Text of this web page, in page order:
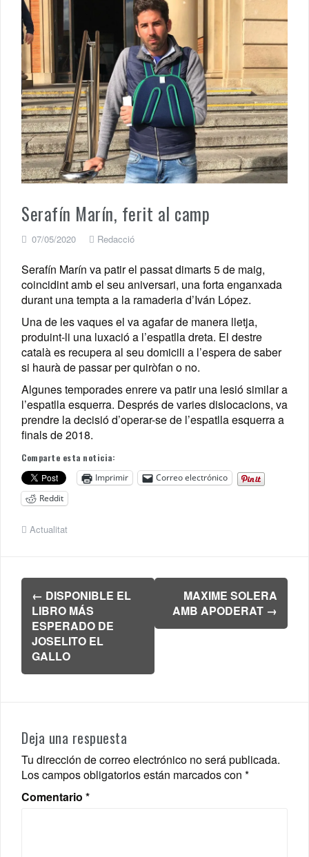
Serafín Marín, ferit al camp
07/05/2020 Redacció
Serafín Marín va patir el passat dimarts 5 de maig,
coincidint amb el seu aniversari, una forta enganxada
durant una tempta a la ramaderia d’Iván López.
Una de les vaques el va agafar de manera lletja,
produint-li una luxació a l’espatlla dreta. El destre
català es recupera al seu domicili a l’espera de saber
si haurà de passar per quiròfan o no.
Algunes temporades enrere va patir una lesió similar a
l’espatlla esquerra. Després de varies dislocacions, va
prendre la decisió d’operar-se de l’espatlla esquerra a
finals de 2018.
Comparte esta noticia:
Imprimir
Correo electrónico
Reddit
Actualitat
Navegación
de
entradas
← DISPONIBLE EL
LIBRO MÁS
ESPERADO DE
JOSELITO EL
GALLO
MAXIME SOLERA
AMB APODERAT →
Deja una respuesta
Tu dirección de correo electrónico no será publicada.
Los campos obligatorios están marcados con *
Comentario *